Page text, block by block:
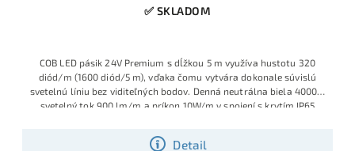
✅ SKLADOM
Detail
COB LED pásik 24V Premium s dĺžkou 5 m využíva hustotu 320
diód/m (1600 diód/5 m), vďaka čomu vytvára dokonale súvislú
svetelnú líniu bez viditeľných bodov. Denná neutrálna biela 4000K,
svetelný tok 900 lm/m a príkon 10W/m v spojení s krytím IP65
kuchynské linky, kúpeľne aj exteriérové lišty a pergoly.